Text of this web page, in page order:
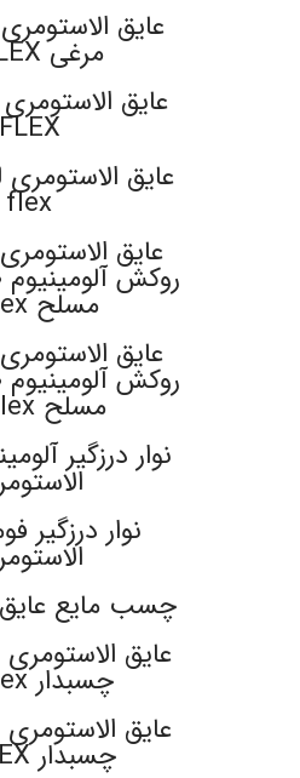
عایق
مرغی K-FLEX
FLEX
flex
عایق
مسلح k-flex
عایق
مسلح pa-flex
نوار درزگیر
نوار درزگیر
چسب مایع عایق
عایق
چسبدار pa-flex
عایق
چسبدار K-FLEX